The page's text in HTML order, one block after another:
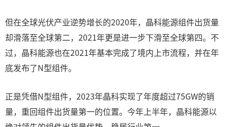
但在全球光伏产业逆势增长的2020年，晶科能源组件出货量
却滑落至全球第二，2021年更是进一步下滑至全球第四。不
过，晶科能源也在2021年基本完成了境内上市流程，并在年
底发布了N型组件。
正是凭借N型组件，2023年晶科实现了年度超过75GW的销
量，重回组件出货量第一的位置。今年上半年，晶科能源以